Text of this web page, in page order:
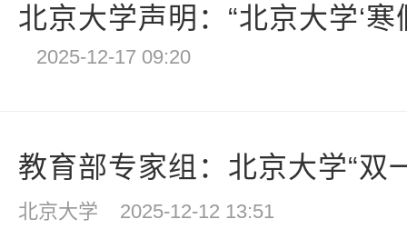
北京大学声明：“北京大学‘寒
2025-12-17 09:20
教育部专家组：北京大学“双
北京大学 2025-12-12 13:51